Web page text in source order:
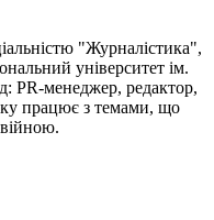
"Журналістика",
університет ім.
PR-менеджер, редактор,
працює з темами, що